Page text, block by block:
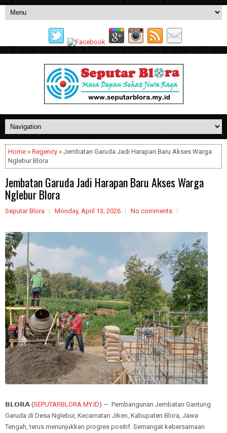
Home » Regency » Jembatan Garuda Jadi Harapan Baru Akses Warga
Nglebur Blora
Jembatan Garuda Jadi Harapan Baru Akses Warga
Nglebur Blora
Seputar Blora Monday, April 13, 2026 No comments
𝗕𝗟𝗢𝗥𝗔 (SEPUTARBLORA.MY.ID) — Pembangunan Jembatan Gantung
Garuda di Desa Nglebur, Kecamatan Jiken, Kabupaten Blora, Jawa
Tengah, terus menunjukkan progres positif. Semangat kebersamaan